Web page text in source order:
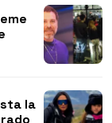
la